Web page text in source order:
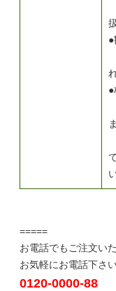
=====
お電話でもご注文い
お気軽にお電話下さい
0120-0000-88